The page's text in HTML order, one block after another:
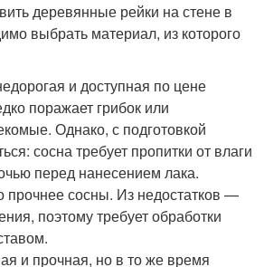
деревянные рейки на стене в
выбрать материал, из которого
и доступная по цене
поражает грибок или
Однако, с подготовкой
сосна требует пропитки от влаги
перед нанесением лака.
сосны. Из недостатков —
поэтому требует обработки
и прочная, но в то же время